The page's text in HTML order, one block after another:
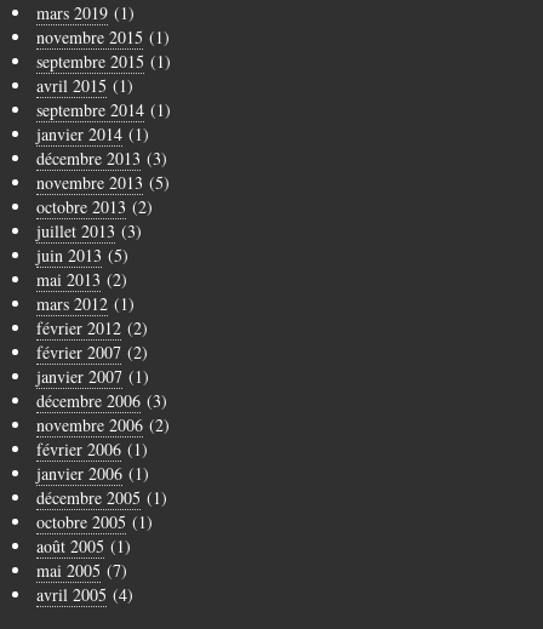
mars 2019 (1)
novembre 2015 (1)
septembre 2015 (1)
avril 2015 (1)
septembre 2014 (1)
janvier 2014 (1)
décembre 2013 (3)
novembre 2013 (5)
octobre 2013 (2)
juillet 2013 (3)
juin 2013 (5)
mai 2013 (2)
mars 2012 (1)
février 2012 (2)
février 2007 (2)
janvier 2007 (1)
décembre 2006 (3)
novembre 2006 (2)
février 2006 (1)
janvier 2006 (1)
décembre 2005 (1)
octobre 2005 (1)
août 2005 (1)
mai 2005 (7)
avril 2005 (4)